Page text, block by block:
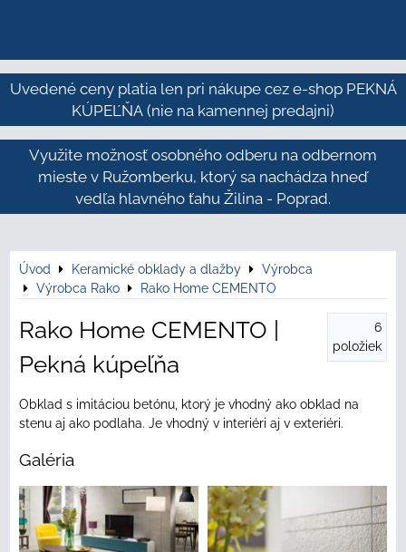
Uvedené ceny platia len pri nákupe cez e-shop PEKNÁ
KÚPEĽŇA (nie na kamennej predajni)
Využite možnosť osobného odberu na odbernom
mieste v Ružomberku, ktorý sa nachádza hneď
vedľa hlavného ťahu Žilina - Poprad.
Úvod Keramické obklady a dlažby
Výrobca
Výrobca Rako
Rako Home CEMENTO
Rako Home CEMENTO |
Pekná kúpeľňa
6
položiek
Obklad s imitáciou betónu, ktorý je vhodný ako obklad na
stenu aj ako podlaha. Je vhodný v interiéri aj v exteriéri.
Galéria